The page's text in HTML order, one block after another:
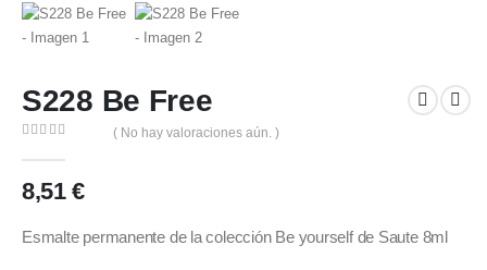
S228 Be Free
( No hay valoraciones aún. )
8,51 €
Esmalte permanente de la colección Be yourself de Saute 8ml